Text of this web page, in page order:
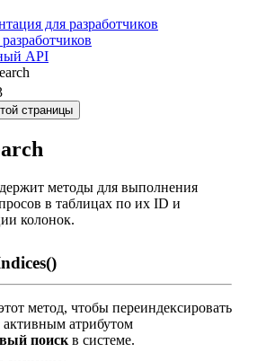
для разработчиков
API
страницы
методы для выполнения
в таблицах по их ID и
колонок.
метод, чтобы переиндексировать
активным атрибутом
поиск в системе.